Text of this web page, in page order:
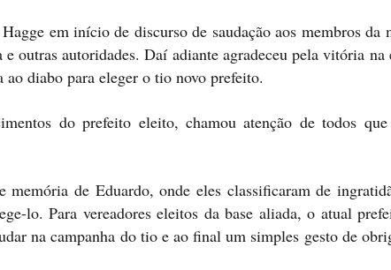
em início de discurso de saudação aos membros da
autoridades. Daí adiante agradeceu pela vitória na
diabo para eleger o tio novo prefeito.
do prefeito eleito, chamou atenção de todos que
memória de Eduardo, onde eles classificaram de
lo. Para vereadores eleitos da base aliada, o atual
na campanha do tio e ao final um simples gesto de